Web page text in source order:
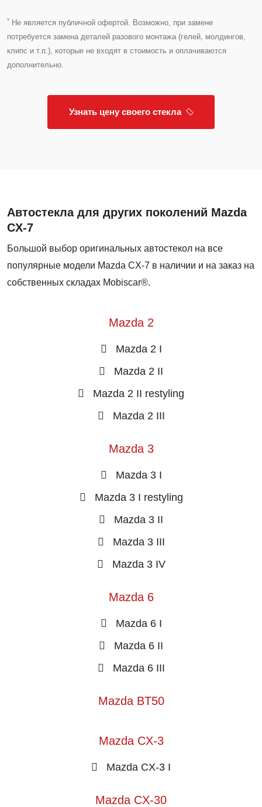
* Не является публичной офертой. Возможно, при замене
потребуется замена деталей разового монтажа (гелей, молдингов,
клипс и т.п.), которые не входят в стоимость и оплачиваются
дополнительно.
Узнать цену своего стекла
Автостекла для других поколений Mazda
CX-7
Большой выбор оригинальных автостекол на все
популярные модели Mazda CX-7 в наличии и на заказ на
собственных складах Mobiscar®.
Mazda 2
Mazda 2 I
Mazda 2 II
Mazda 2 II restyling
Mazda 2 III
Mazda 3
Mazda 3 I
Mazda 3 I restyling
Mazda 3 II
Mazda 3 III
Mazda 3 IV
Mazda 6
Mazda 6 I
Mazda 6 II
Mazda 6 III
Mazda BT50
Mazda CX-3
Mazda CX-3 I
Mazda CX-30